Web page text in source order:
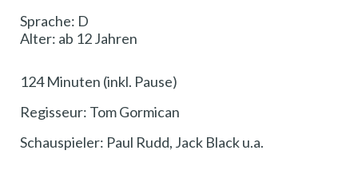
Sprache: D
Alter: ab 12 Jahren
124 Minuten (inkl. Pause)
Regisseur: Tom Gormican
Schauspieler: Paul Rudd, Jack Black u.a.